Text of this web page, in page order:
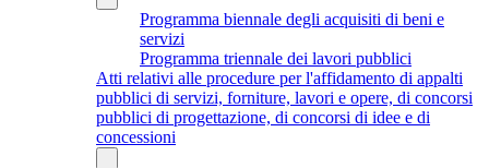
Programma biennale degli acquisiti di beni e
servizi
Programma triennale dei lavori pubblici
Atti relativi alle procedure per l'affidamento di appalti
pubblici di servizi, forniture, lavori e opere, di concorsi
pubblici di progettazione, di concorsi di idee e di
concessioni